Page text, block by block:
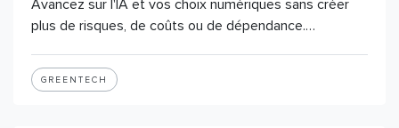
Avancez sur l'IA et vos choix numériques sans créer
plus de risques, de coûts ou de dépendance.…
GREENTECH